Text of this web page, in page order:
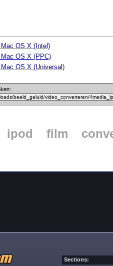
OS X (Intel)
OS X (PPC)
OS X (Universal)
ipod film
Sections: